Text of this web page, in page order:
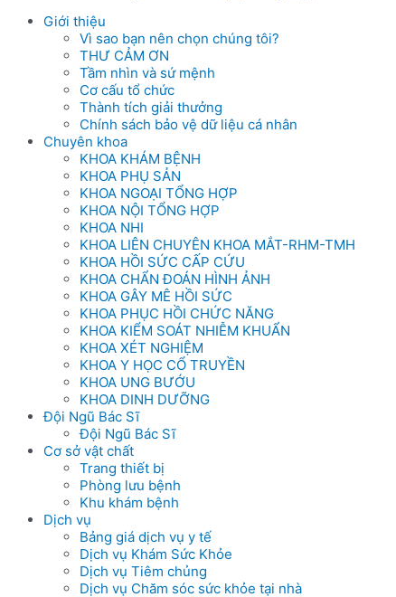
Giới thiệu
Vì sao bạn nên chọn chúng tôi?
THƯ CẢM ƠN
Tầm nhìn và sứ mệnh
Cơ cấu tổ chức
Thành tích giải thưởng
Chính sách bảo vệ dữ liệu cá nhân
Chuyên khoa
KHOA KHÁM BỆNH
KHOA PHỤ SẢN
KHOA NGOẠI TỔNG HỢP
KHOA NỘI TỔNG HỢP
KHOA NHI
KHOA LIÊN CHUYÊN KHOA MẮT-RHM-TMH
KHOA HỒI SỨC CẤP CỨU
KHOA CHẨN ĐOÁN HÌNH ẢNH
KHOA GÂY MÊ HỒI SỨC
KHOA PHỤC HỒI CHỨC NĂNG
KHOA KIỂM SOÁT NHIỄM KHUẨN
KHOA XÉT NGHIỆM
KHOA Y HỌC CỔ TRUYỀN
KHOA UNG BƯỚU
KHOA DINH DƯỠNG
Đội Ngũ Bác Sĩ
Đội Ngũ Bác Sĩ
Cơ sở vật chất
Trang thiết bị
Phòng lưu bệnh
Khu khám bệnh
Dịch vụ
Bảng giá dịch vụ y tế
Dịch vụ Khám Sức Khỏe
Dịch vụ Tiêm chủng
Dịch vụ Chăm sóc sức khỏe tại nhà